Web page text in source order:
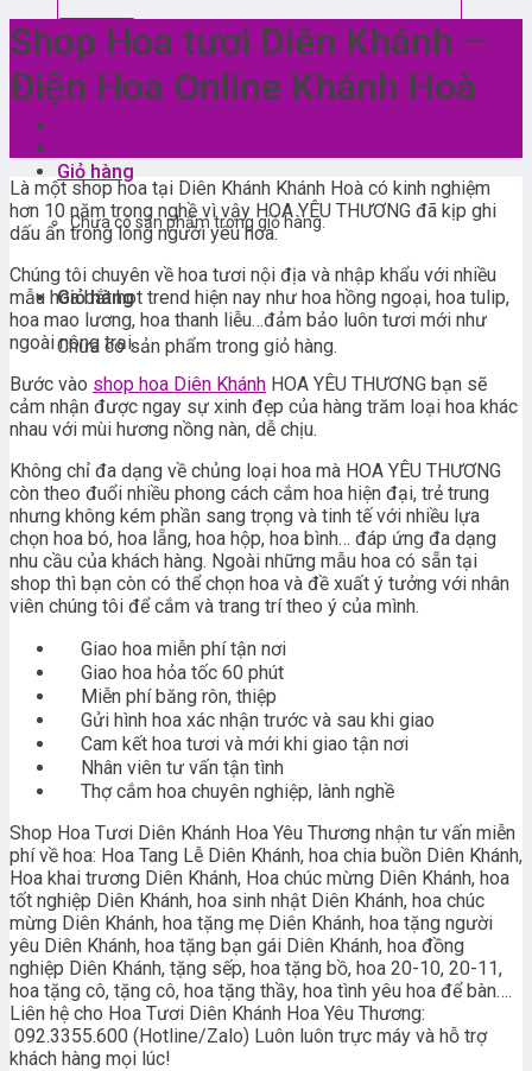
Giỏ hàng
Chưa có sản phẩm trong giỏ hàng.
Giỏ hàng
Chưa có sản phẩm trong giỏ hàng.
Shop Hoa tươi Diên Khánh –
Điện Hoa Online Khánh Hoà
Là một shop hoa tại Diên Khánh Khánh Hoà có kinh nghiệm
hơn 10 năm trong nghề vì vậy HOA YÊU THƯƠNG đã kịp ghi
dấu ấn trong lòng người yêu hoa.
Chúng tôi chuyên về hoa tươi nội địa và nhập khẩu với nhiều
mẫu hoa bắt hot trend hiện nay như hoa hồng ngoại, hoa tulip,
hoa mao lương, hoa thanh liễu…đảm bảo luôn tươi mới như
ngoài nông trại.
Bước vào shop hoa Diên Khánh HOA YÊU THƯƠNG bạn sẽ
cảm nhận được ngay sự xinh đẹp của hàng trăm loại hoa khác
nhau với mùi hương nồng nàn, dễ chịu.
Không chỉ đa dạng về chủng loại hoa mà HOA YÊU THƯƠNG
còn theo đuổi nhiều phong cách cắm hoa hiện đại, trẻ trung
nhưng không kém phần sang trọng và tinh tế với nhiều lựa
chọn hoa bó, hoa lẵng, hoa hộp, hoa bình… đáp ứng đa dạng
nhu cầu của khách hàng. Ngoài những mẫu hoa có sẵn tại
shop thì bạn còn có thể chọn hoa và đề xuất ý tưởng với nhân
viên chúng tôi để cắm và trang trí theo ý của mình.
Giao hoa miễn phí tận nơi
Giao hoa hỏa tốc 60 phút
Miễn phí băng rôn, thiệp
Gửi hình hoa xác nhận trước và sau khi giao
Cam kết hoa tươi và mới khi giao tận nơi
Nhân viên tư vấn tận tình
Thợ cắm hoa chuyên nghiệp, lành nghề
Shop Hoa Tươi Diên Khánh Hoa Yêu Thương nhận tư vấn miễn
phí về hoa: Hoa Tang Lễ Diên Khánh, hoa chia buồn Diên Khánh,
Hoa khai trương Diên Khánh, Hoa chúc mừng Diên Khánh, hoa
tốt nghiệp Diên Khánh, hoa sinh nhật Diên Khánh, hoa chúc
mừng Diên Khánh, hoa tặng mẹ Diên Khánh, hoa tặng người
yêu Diên Khánh, hoa tặng bạn gái Diên Khánh, hoa đồng
nghiệp Diên Khánh, tặng sếp, hoa tặng bồ, hoa 20-10, 20-11,
hoa tặng cô, tặng cô, hoa tặng thầy, hoa tình yêu hoa để bàn….
Liên hệ cho Hoa Tươi Diên Khánh Hoa Yêu Thương:
092.3355.600 (Hotline/Zalo) Luôn luôn trực máy và hỗ trợ
khách hàng mọi lúc!